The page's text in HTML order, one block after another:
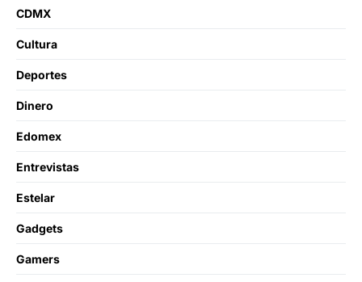
CDMX
Cultura
Deportes
Dinero
Edomex
Entrevistas
Estelar
Gadgets
Gamers